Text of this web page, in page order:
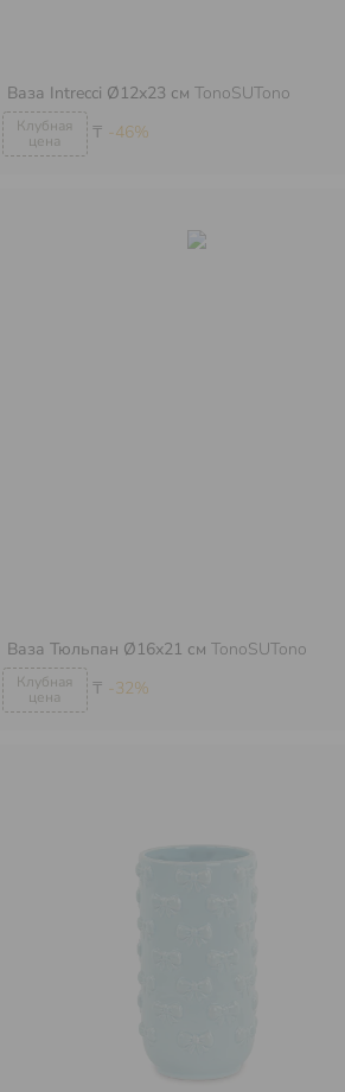
₸ -46%
Ваза Intrecci Ø12х23 см TonoSUTono
₸ -32%
Ваза Тюльпан Ø16х21 см TonoSUTono